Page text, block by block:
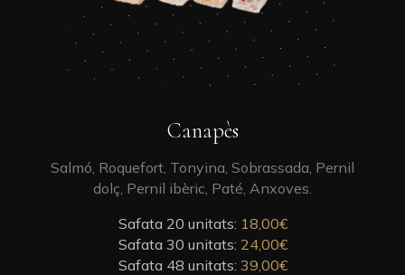
may
chosen
the
page
This
product
has
multiple
The
options
may
Canapès
Salmó, Roquefort, Tonyina, Sobrassada, Pernil
dolç, Pernil ibèric, Paté, Anxoves.
Safata 20 unitats: 18,00€
Safata 30 unitats: 24,00€
Safata 48 unitats: 39,00€